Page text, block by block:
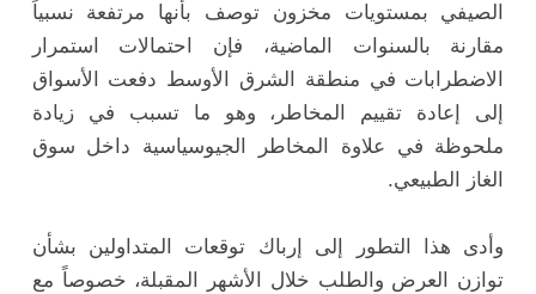
الصيفي بمستويات مخزون توصف بأنها مرتفعة نسبياً
مقارنة بالسنوات الماضية، فإن احتمالات استمرار
الاضطرابات في منطقة الشرق الأوسط دفعت الأسواق
إلى إعادة تقييم المخاطر، وهو ما تسبب في زيادة
ملحوظة في علاوة المخاطر الجيوسياسية داخل سوق
الغاز الطبيعي.
وأدى هذا التطور إلى إرباك توقعات المتداولين بشأن
توازن العرض والطلب خلال الأشهر المقبلة، خصوصاً مع